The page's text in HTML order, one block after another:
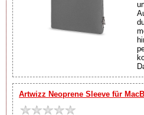
Artwizz Neoprene Sleeve für